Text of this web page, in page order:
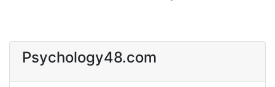
Psychology48.com